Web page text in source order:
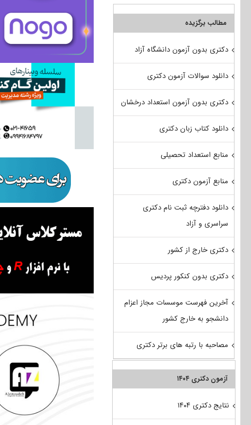
مطالب برگزیده
دکتری بدون آزمون دانشگاه آزاد
دانلود سوالات آزمون دکتری
دکتری بدون آزمون استعداد درخشان
دانلود کتاب زبان دکتری
منابع استعداد تحصیلی
منابع آزمون دکتری
دانلود دفترچه ثبت نام دکتری
سراسری و آزاد
دکتری خارج از کشور
دکتری بدون کنکور پردیس
آخرین فهرست موسسات مجاز اعزام
دانشجو به خارج کشور
مصاحبه با رتبه های برتر دکتری
آزمون دکتری ۱۴۰۴
نتایج دکتری ۱۴۰۴